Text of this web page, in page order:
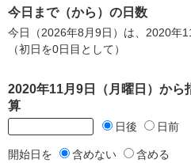
今日まで（から）の日数
今日（2026年8月9日）は、2020年
（初日を0日目として）
2020年11月9日（月曜日）から
算
日後 日前
開始日を 含めない 含める